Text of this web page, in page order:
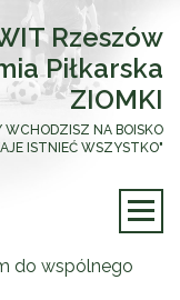
Rzeszów
Piłkarska
ZIOMKI
WCHODZISZ NA BOISKO
ISTNIEĆ WSZYSTKO"
do wspólnego